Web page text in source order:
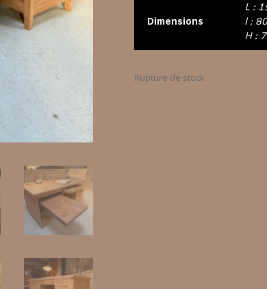
Dimensions
L :
l : 80
H :
Rupture de stock